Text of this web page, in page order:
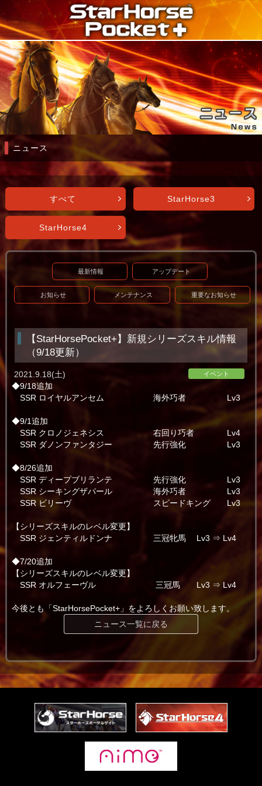
ニュース
すべて StarHorse3
StarHorse4
最新情報 アップデート
お知らせ メンテナンス 重要なお知らせ
【StarHorsePocket+】新規シリーズスキル情報
（9/18更新）
イベント
2021.9.18(土)
◆9/18追加
SSR ロイヤルアンセム 海外巧者 Lv3
◆9/1追加
SSR クロノジェネシス 右回り巧者 Lv4
SSR ダノンファンタジー 先行強化 Lv3
◆8/26追加
SSR ディープブリランテ 先行強化 Lv3
SSR シーキングザパール 海外巧者 Lv3
SSR ビリーヴ スピードキング Lv3
【シリーズスキルのレベル変更】
SSR ジェンティルドンナ 三冠牝馬 Lv3 ⇒ Lv4
◆7/20追加
【シリーズスキルのレベル変更】
SSR オルフェーヴル 三冠馬 Lv3 ⇒ Lv4
今後とも「StarHorsePocket+」をよろしくお願い致します。
ニュース一覧に戻る